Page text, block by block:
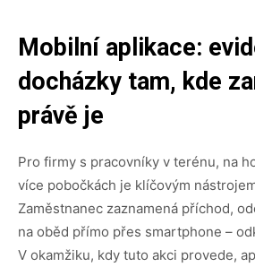
Mobilní aplikace:
docházky tam, kde
právě je
Pro firmy s pracovníky v terénu, na
více pobočkách je klíčovým
Zaměstnanec zaznamená příchod,
na oběd přímo přes smartphone –
V okamžiku, kdy tuto akci provede,